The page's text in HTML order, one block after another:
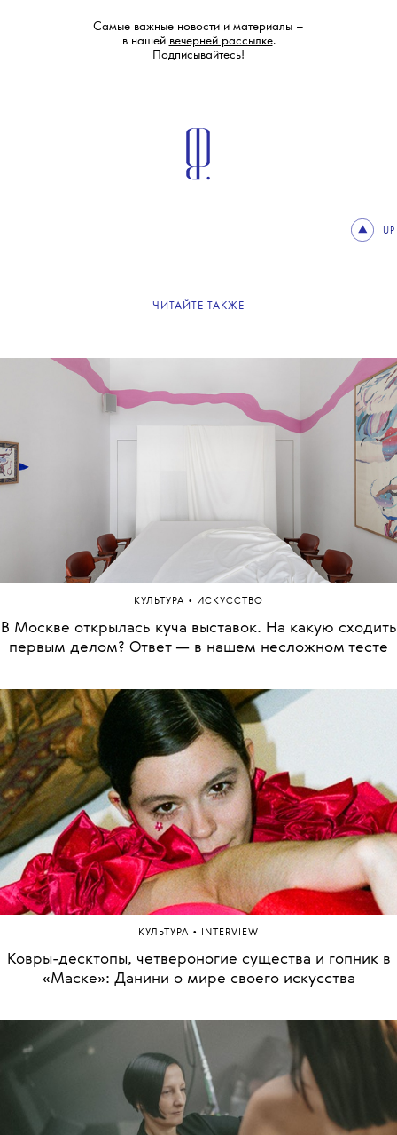
Самые важные новости и материалы –
в нашей вечерней рассылке.
Подписывайтесь!
UP
ЧИТАЙТЕ ТАКЖЕ
КУЛЬТУРА • ИСКУССТВО
В Москве открылась куча выставок. На какую сходить
первым делом? Ответ — в нашем несложном тесте
КУЛЬТУРА • INTERVIEW
Ковры-десктопы, четвероногие существа и гопник в
«Маске»: Данини о мире своего искусства